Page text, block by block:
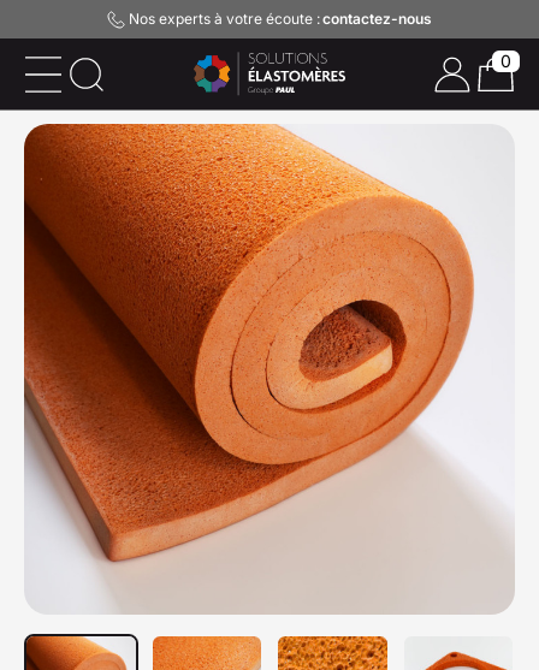
Nos experts à votre écoute :contactez-nous
0